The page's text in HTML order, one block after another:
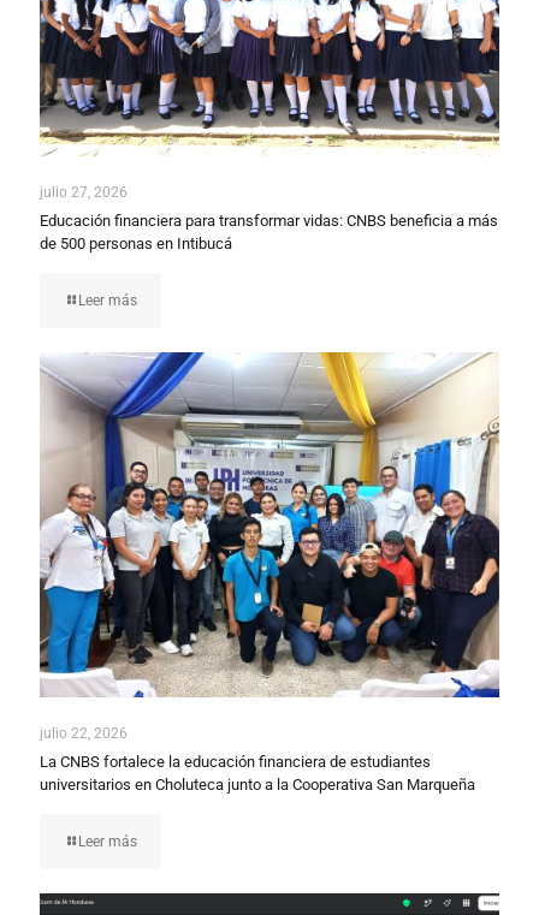
julio 27, 2026
Educación financiera para transformar vidas: CNBS beneficia a más
de 500 personas en Intibucá
Leer más
julio 22, 2026
La CNBS fortalece la educación financiera de estudiantes
universitarios en Choluteca junto a la Cooperativa San Marqueña
Leer más